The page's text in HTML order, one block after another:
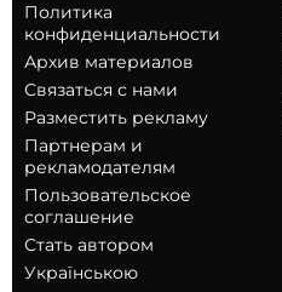
Политика
конфиденциальности
Архив материалов
Связаться с нами
Разместить рекламу
Партнерам и
рекламодателям
Пользовательское
соглашение
Стать автором
Українською